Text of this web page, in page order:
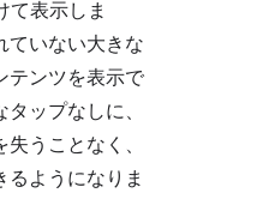
て表示しま
ていない大きな
テンツを表示で
ップなしに、
うことなく、
るようになりま